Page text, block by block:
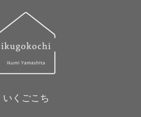
いくごこち